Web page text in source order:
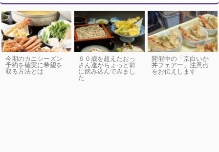
今期のカニシーズン
予約を確実に希望を
取る方法とは
６０歳を超えたおっ
さん達がちょっと前
に踏み込んでみまし
た
開催中の「京白いか
丼フェアー」注意点
をお伝えします